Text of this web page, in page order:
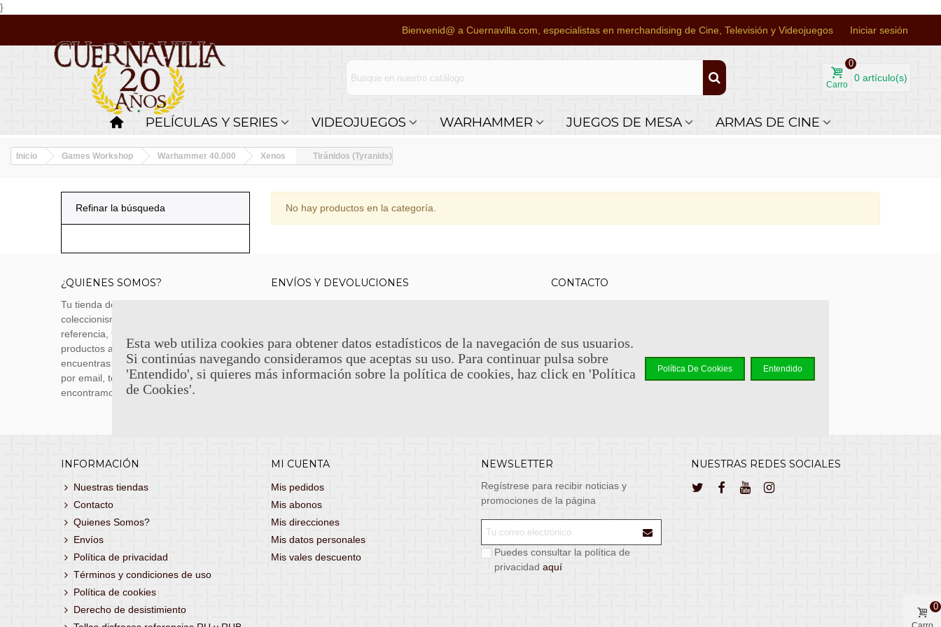
}
Bienvenid@ a Cuernavilla.com, especialistas en merchandising de Cine, Televisión y Videojuegos Iniciar sesión
Carro
0
0 artículo(s)
PELÍCULAS Y SERIES VIDEOJUEGOS WARHAMMER JUEGOS DE MESA ARMAS DE CINE
Inicio Games Workshop Warhammer 40.000 Xenos Tiránidos (Tyranids)
Refinar la búsqueda No hay productos en la categoría.
¿QUIENES SOMOS?
Tu tienda de merchandising, artículos de
coleccionismo y réplicas históricas de
referencia, tenemos una gran variedad de
productos a los mejores precios. Si no
encuentras lo que buscas, danos un toque
por email, teléfono o Whatsapp y te lo
encontramos!
ENVÍOS Y DEVOLUCIONES
siguiente laborable!
También puedes seleccionar envío económico en 24-72h
conportes grátispara pedidos de más de 75 €. (*)
CONTACTO
INFORMACIÓN
Nuestras tiendas
Contacto
Quienes Somos?
Envíos
Política de privacidad
Términos y condiciones de uso
Política de cookies
Derecho de desistimiento
MI CUENTA
Mis pedidos
Mis abonos
Mis direcciones
Mis datos personales
Mis vales descuento
NEWSLETTER
Regístrese para recibir noticias y
promociones de la página
Puedes consultar la política de
privacidad aquí
NUESTRAS REDES SOCIALES
0
Esta web utiliza cookies para obtener datos estadísticos de la navegación de sus usuarios.
Si continúas navegando consideramos que aceptas su uso. Para continuar pulsa sobre
'Entendido', si quieres más información sobre la política de cookies, haz click en 'Política
de Cookies'.
Política De Cookies Entendido